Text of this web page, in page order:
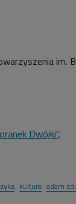
im.
Dwójki".
kultura adam